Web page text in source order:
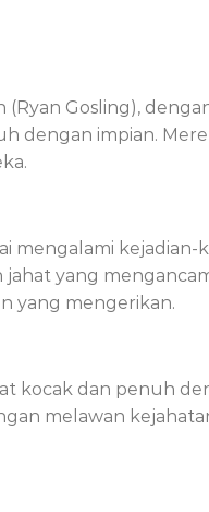
(Ryan Gosling),
dengan impian.
kejadian-
yang
yang mengerikan.
kocak dan penuh
melawan